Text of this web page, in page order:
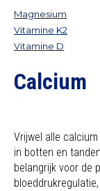
Magnesium
Vitamine K2
Vitamine D
Calcium
Vrijwel alle
in botten en
belangrijk voor de